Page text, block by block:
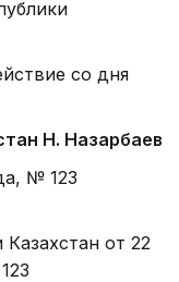
со дня
Н. Назарбаев
№ 123
от 22